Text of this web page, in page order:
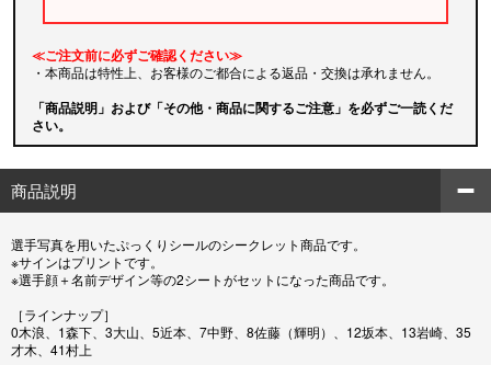
≪ご注文前に必ずご確認ください≫
・本商品は特性上、お客様のご都合による返品・交換は承れません。
「商品説明」および「その他・商品に関するご注意」を必ずご一読くだ
さい。
商品説明
選手写真を用いたぷっくりシールのシークレット商品です。
※サインはプリントです。
※選手顔＋名前デザイン等の2シートがセットになった商品です。
［ラインナップ］
0木浪、1森下、3大山、5近本、7中野、8佐藤（輝明）、12坂本、13岩崎、35
才木、41村上